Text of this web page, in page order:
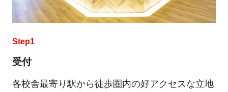
Step1
受付
各校舎最寄り駅から徒歩圏内の好アクセスな立地